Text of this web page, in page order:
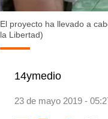
El proyecto ha llevado a
la Libertad)
14ymedio
23 de mayo 2019 -